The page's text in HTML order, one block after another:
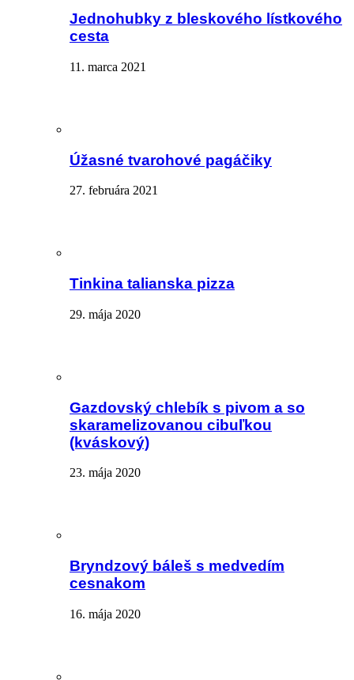
Jednohubky z bleskového lístkového
cesta
11. marca 2021
Úžasné tvarohové pagáčiky
27. februára 2021
Tinkina talianska pizza
29. mája 2020
Gazdovský chlebík s pivom a so
skaramelizovanou cibuľkou
(kváskový)
23. mája 2020
Bryndzový báleš s medvedím
cesnakom
16. mája 2020